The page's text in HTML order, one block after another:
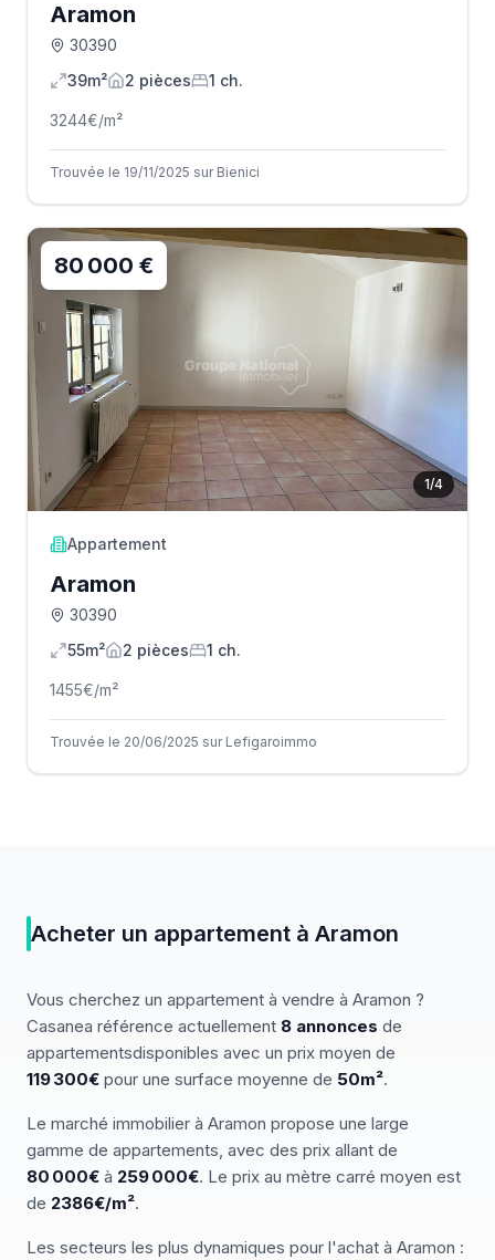
Aramon
30390
39m²
2 pièces 1 ch.
3244€/m²
Trouvée le 19/11/2025 sur Bienici
1/4
80 000 €
Appartement
Aramon
30390
55m²
2 pièces 1 ch.
1455€/m²
Trouvée le 20/06/2025 sur Lefigaroimmo
Acheter un appartement à Aramon
Vous cherchez un appartement à vendre à Aramon ?
Casanea référence actuellement 8 annonces de
appartementsdisponibles avec un prix moyen de
119 300€ pour une surface moyenne de 50m².
Le marché immobilier à Aramon propose une large
gamme de appartements, avec des prix allant de
80 000€ à 259 000€. Le prix au mètre carré moyen est
de 2386€/m².
Les secteurs les plus dynamiques pour l'achat à Aramon :